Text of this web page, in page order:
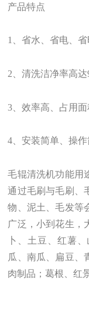
产品特点
1、省水、省电、
2、清洗洁净率高达
3、效率高、占用面
4、安装简单、操
毛辊清洗机功能用
通过毛刷与毛刷、
物、泥土、毛发等
广泛，小到花生，
卜、土豆、红薯
瓜、南瓜、扁豆、
肉制品；葛根、红